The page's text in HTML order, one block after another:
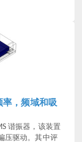
，频域和吸
谐振器，该装置
压驱动。其中评